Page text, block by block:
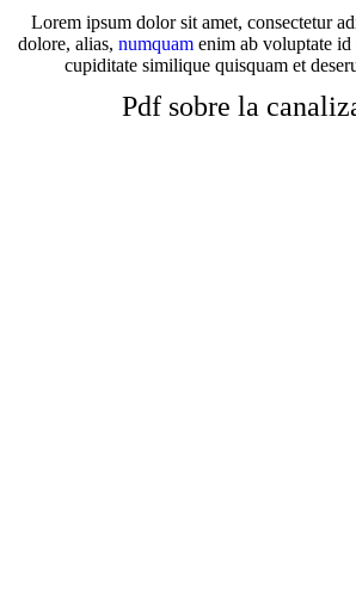
Lorem ipsum dolor sit amet, consectetur
dolore, alias, numquamenim ab voluptate id
cupiditate similique quisquam et
Pdf sobre la